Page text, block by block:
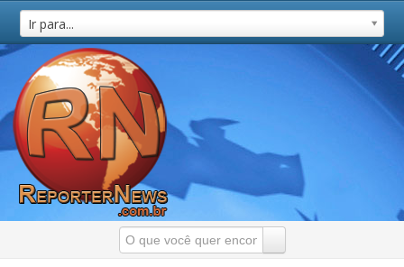
Ir para...